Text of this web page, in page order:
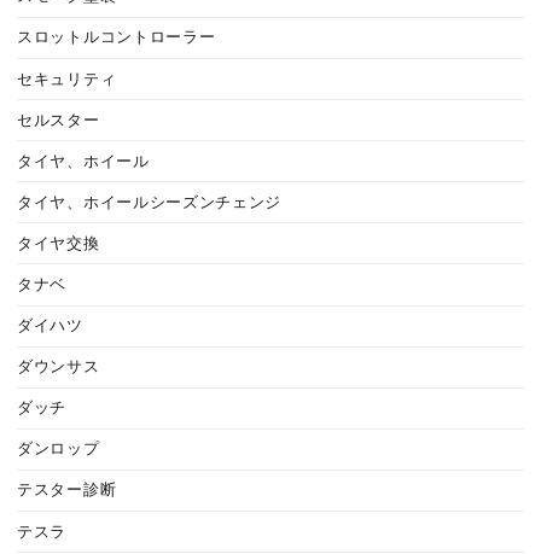
スロットルコントローラー
セキュリティ
セルスター
タイヤ、ホイール
タイヤ、ホイールシーズンチェンジ
タイヤ交換
タナベ
ダイハツ
ダウンサス
ダッチ
ダンロップ
テスター診断
テスラ